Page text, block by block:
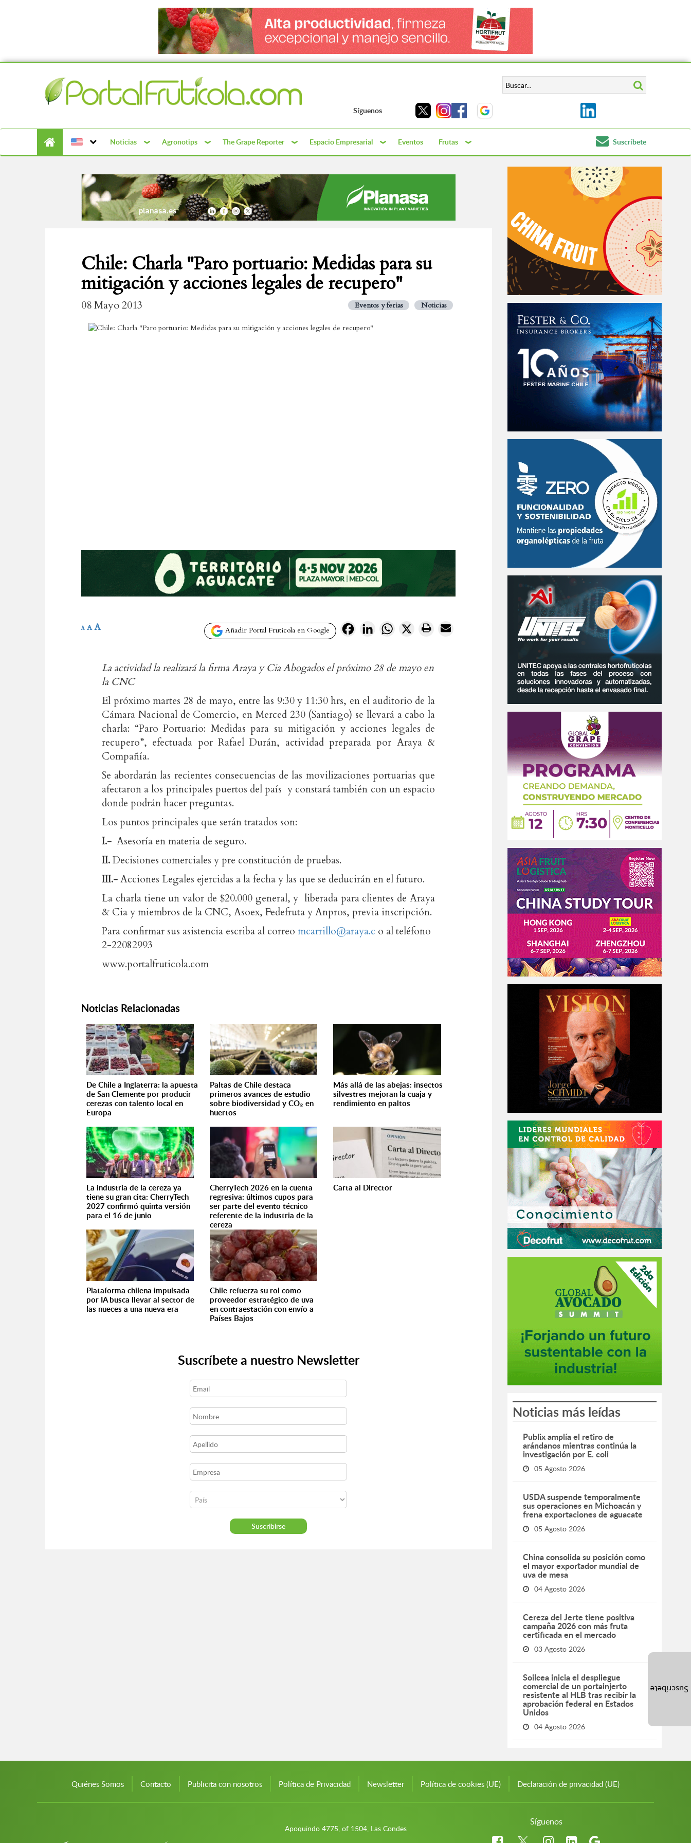
Síguenos
Noticias Agronotips The Grape Reporter Espacio Empresarial Eventos Frutas Suscríbete
Chile: Charla "Paro portuario: Medidas para su
mitigación y acciones legales de recupero"
08 Mayo 2013 Eventos y ferias Noticias
Añadir Portal Frutícola en Google FacebookLinkedInWhatsApp
X
A A A
La actividad la realizará la firma Araya y Cia Abogados el próximo 28 de mayo en
la CNC
El próximo martes 28 de mayo, entre las 9:30 y 11:30 hrs, en el auditorio de la
Cámara Nacional de Comercio, en Merced 230 (Santiago) se llevará a cabo la
charla: “Paro Portuario: Medidas para su mitigación y acciones legales de
recupero”, efectuada por Rafael Durán, actividad preparada por Araya &
Compañía.
Se abordarán las recientes consecuencias de las movilizaciones portuarias que
afectaron a los principales puertos del país y constará también con un espacio
donde podrán hacer preguntas.
Los puntos principales que serán tratados son:
I.- Asesoría en materia de seguro.
II.Decisiones comerciales y pre constitución de pruebas.
III.-Acciones Legales ejercidas a la fecha y las que se deducirán en el futuro.
La charla tiene un valor de $20.000 general, y liberada para clientes de Araya
& Cia y miembros de la CNC, Asoex, Fedefruta y Anpros, previa inscripción.
Para confirmar sus asistencia escriba al correo mcarrillo@araya.c o al teléfono
2-22082993
www.portalfruticola.com
Noticias Relacionadas
De Chile a Inglaterra: la apuesta
de San Clemente por producir
cerezas con talento local en
Europa
Paltas de Chile destaca
primeros avances de estudio
sobre biodiversidad y CO₂ en
huertos
Más allá de las abejas: insectos
silvestres mejoran la cuaja y
rendimiento en paltos
La industria de la cereza ya
tiene su gran cita: CherryTech
2027 confirmó quinta versión
para el 16 de junio
CherryTech 2026 en la cuenta
regresiva: últimos cupos para
ser parte del evento técnico
referente de la industria de la
cereza
Carta al Director
Plataforma chilena impulsada
por IA busca llevar al sector de
las nueces a una nueva era
Chile refuerza su rol como
proveedor estratégico de uva
en contraestación con envío a
Países Bajos
Suscríbete a nuestro Newsletter
Noticias más leídas
Publix amplía el retiro de
arándanos mientras continúa la
investigación por E. coli
05 Agosto 2026
USDA suspende temporalmente
sus operaciones en Michoacán y
frena exportaciones de aguacate
05 Agosto 2026
China consolida su posición como
el mayor exportador mundial de
uva de mesa
04 Agosto 2026
Cereza del Jerte tiene positiva
campaña 2026 con más fruta
certificada en el mercado
03 Agosto 2026
Soilcea inicia el despliegue
comercial de un portainjerto
resistente al HLB tras recibir la
aprobación federal en Estados
Unidos
04 Agosto 2026
Quiénes Somos Contacto Publicita con nosotros Política de Privacidad Newsletter Política de cookies (UE) Declaración de privacidad (UE)
Apoquindo 4775, of 1504, Las Condes
Síguenos
Suscríbete